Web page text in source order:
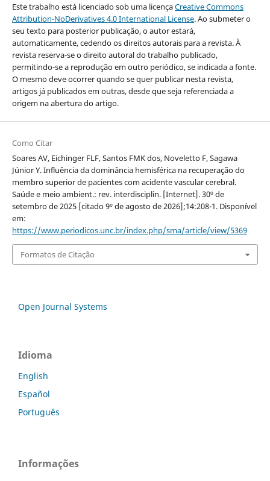
Este trabalho está licenciado sob uma licençaCreative Commons
Attribution-NoDerivatives 4.0 International License. Ao submeter o
seu texto para posterior publicação, o autor estará,
automaticamente, cedendo os direitos autorais para a revista. À
revista reserva-se o direito autoral do trabalho publicado,
permitindo-se a reprodução em outro periódico, se indicada a fonte.
O mesmo deve ocorrer quando se quer publicar nesta revista,
artigos já publicados em outras, desde que seja referenciada a
origem na abertura do artigo.
Como Citar
Soares AV, Eichinger FLF, Santos FMK dos, Noveletto F, Sagawa
Júnior Y. Influência da dominância hemisférica na recuperação do
membro superior de pacientes com acidente vascular cerebral.
Saúde e meio ambient.: rev. interdisciplin. [Internet]. 30º de
setembro de 2025 [citado 9º de agosto de 2026];14:208-1. Disponível
em:
https://www.periodicos.unc.br/index.php/sma/article/view/5369
Formatos de Citação
Open Journal Systems
Idioma
English
Español
Português
Informações